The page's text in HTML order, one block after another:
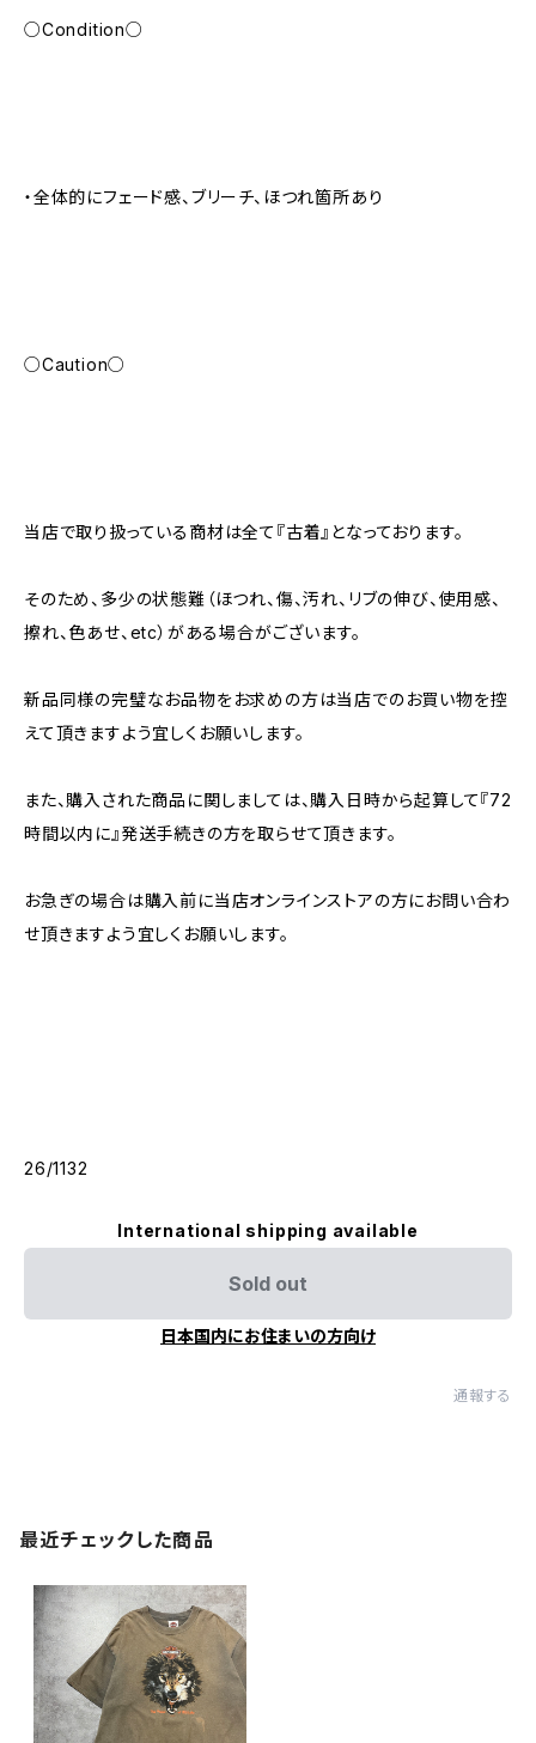
○Condition○
・全体的にフェード感、ブリーチ、ほつれ箇所あり
○Caution○
当店で取り扱っている商材は全て『古着』となっております。
そのため、多少の状態難（ほつれ、傷、汚れ、リブの伸び、使用感、
擦れ、色あせ、etc）がある場合がございます。
新品同様の完璧なお品物をお求めの方は当店でのお買い物を控
えて頂きますよう宜しくお願いします。
また、購入された商品に関しましては、購入日時から起算して『72
時間以内に』発送手続きの方を取らせて頂きます。
お急ぎの場合は購入前に当店オンラインストアの方にお問い合わ
せ頂きますよう宜しくお願いします。
26/1132
International shipping available
Sold out
日本国内にお住まいの方向け
通報する
最近チェックした商品